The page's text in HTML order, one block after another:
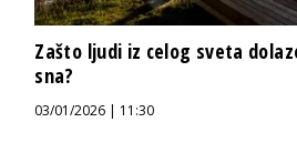
Zašto ljudi iz celog sveta
sna?
03/01/2026 | 11:30